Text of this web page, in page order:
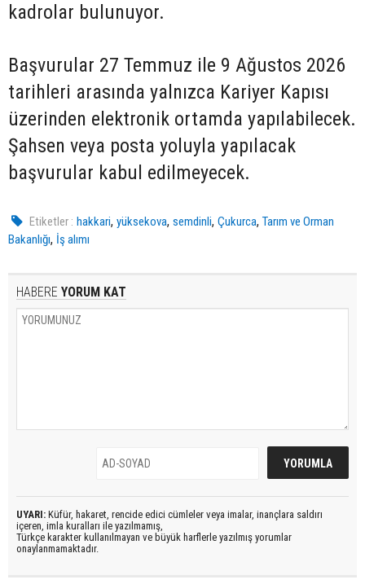
kadrolar bulunuyor.
Başvurular 27 Temmuz ile 9 Ağustos 2026
tarihleri arasında yalnızca Kariyer Kapısı
üzerinden elektronik ortamda yapılabilecek.
Şahsen veya posta yoluyla yapılacak
başvurular kabul edilmeyecek.
Etiketler : hakkari,yüksekova,semdinli,Çukurca,Tarım ve Orman
Bakanlığı, İş alımı
HABERE YORUM KAT
UYARI: Küfür, hakaret, rencide edici cümleler veya imalar, inançlara saldırı
içeren, imla kuralları ile yazılmamış,
Türkçe karakter kullanılmayan ve büyük harflerle yazılmış yorumlar
onaylanmamaktadır.